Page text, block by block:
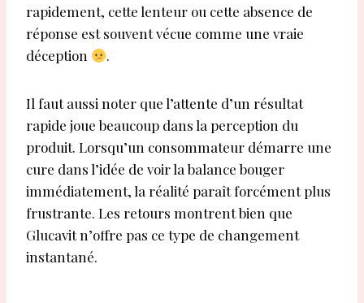
rapidement, cette lenteur ou cette absence de
réponse est souvent vécue comme une vraie
déception
.
Il faut aussi noter que l’attente d’un résultat
rapide joue beaucoup dans la perception du
produit. Lorsqu’un consommateur démarre une
cure dans l’idée de voir la balance bouger
immédiatement, la réalité paraît forcément plus
frustrante. Les retours montrent bien que
Glucavit n’offre pas ce type de changement
instantané.